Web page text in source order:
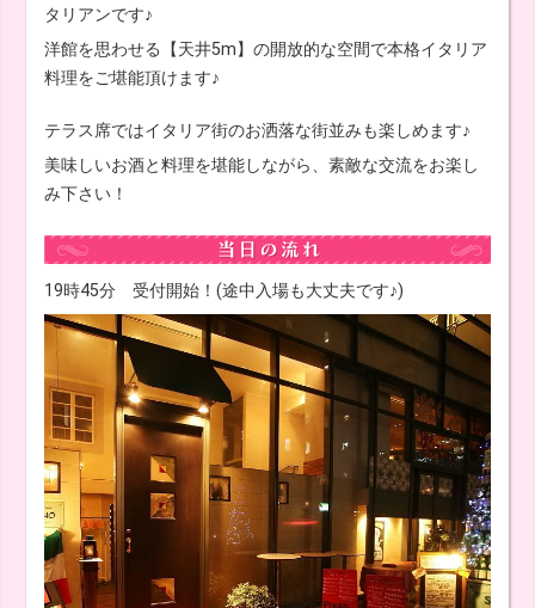
タリアンです♪
洋館を思わせる【天井5m】の開放的な空間で本格イタリア
料理をご堪能頂けます♪
テラス席ではイタリア街のお洒落な街並みも楽しめます♪
美味しいお酒と料理を堪能しながら、素敵な交流をお楽し
み下さい！
19時45分 受付開始！(途中入場も大丈夫です♪)